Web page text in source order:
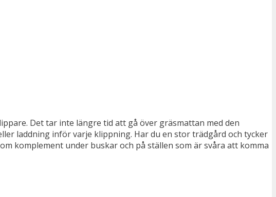
Det tar inte längre tid att gå över gräsmattan med den
laddning inför varje klippning. Har du en stor trädgård och tycker
komplement under buskar och på ställen som är svåra att komma